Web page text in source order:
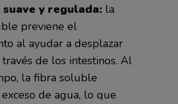
y regulada: la
previene el
al ayudar a desplazar
través de los intestinos. Al
la fibra soluble
de agua, lo que